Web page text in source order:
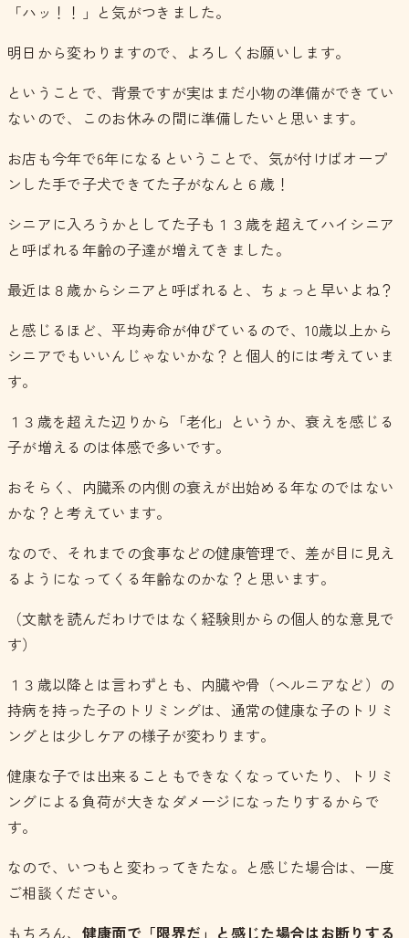
「ハッ！！」と気がつきました。
明日から変わりますので、よろしくお願いします。
ということで、背景ですが実はまだ小物の準備ができてい
ないので、このお休みの間に準備したいと思います。
お店も今年で6年になるということで、気が付けばオープ
ンした手で子犬できてた子がなんと６歳！
シニアに入ろうかとしてた子も１３歳を超えてハイシニア
と呼ばれる年齢の子達が増えてきました。
最近は８歳からシニアと呼ばれると、ちょっと早いよね？
と感じるほど、平均寿命が伸びているので、10歳以上から
シニアでもいいんじゃないかな？と個人的には考えていま
す。
１３歳を超えた辺りから「老化」というか、衰えを感じる
子が増えるのは体感で多いです。
おそらく、内臓系の内側の衰えが出始める年なのではない
かな？と考えています。
なので、それまでの食事などの健康管理で、差が目に見え
るようになってくる年齢なのかな？と思います。
（文献を読んだわけではなく経験則からの個人的な意見で
す）
１３歳以降とは言わずとも、内臓や骨（ヘルニアなど）の
持病を持った子のトリミングは、通常の健康な子のトリミ
ングとは少しケアの様子が変わります。
健康な子では出来ることもできなくなっていたり、トリミ
ングによる負荷が大きなダメージになったりするからで
す。
なので、いつもと変わってきたな。と感じた場合は、一度
ご相談ください。
もちろん、 健康面で「限界だ」と感じた場合はお断りする